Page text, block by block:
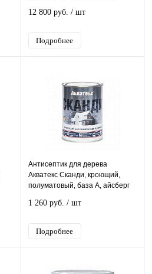
12 800 руб. / шт
Подробнее
Антисептик для дерева
Акватекс Сканди, кроющий,
полуматовый, база A, айсберг
1 260 руб. / шт
Подробнее